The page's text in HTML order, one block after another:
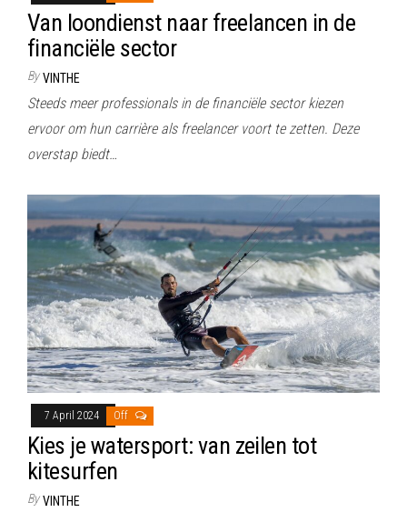
Van loondienst naar freelancen in de
financiële sector
By VINTHE
Steeds meer professionals in de financiële sector kiezen
ervoor om hun carrière als freelancer voort te zetten. Deze
overstap biedt…
7 April 2024 Off
Kies je watersport: van zeilen tot
kitesurfen
By VINTHE